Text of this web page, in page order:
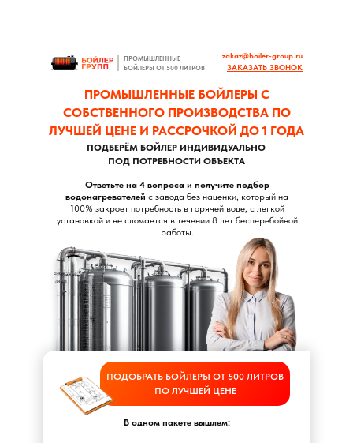
Ответьте на 4 вопроса и получите подбор
водонагревателей с завода без наценки, который на
100% закроет потребность в горячей воде, с легкой
установкой и не сломается в течении 8 лет бесперебойной
работы.
В одном пакете вышлем:
ПРОМЫШЛЕННЫЕ БОЙЛЕРЫ С
СОБСТВЕННОГО ПРОИЗВОДСТВАПО
ЛУЧШЕЙ ЦЕНЕ И РАССРОЧКОЙ ДО 1 ГОДА
ПОДБЕРЁМ БОЙЛЕР ИНДИВИДУАЛЬНО
ПОД ПОТРЕБНОСТИ ОБЪЕКТА
ПРОМЫШЛЕННЫЕ
БОЙЛЕРЫ ОТ 500 ЛИТРОВ
zakaz@boiler-group.ru
ЗАКАЗАТЬ ЗВОНОК
ПОДОБРАТЬ БОЙЛЕРЫ ОТ 500 ЛИТРОВ
ПО ЛУЧШЕЙ ЦЕНЕ